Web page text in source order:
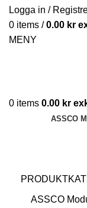
Logga in /
0 items / 0.00 kr
MENY
0 items 0.00 kr
ASSCO
ASSCO